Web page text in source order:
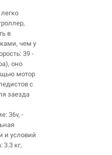
в
чем у
39 -
оно
мотор
с
заезда
36v, -
и условий
3.3 кг,